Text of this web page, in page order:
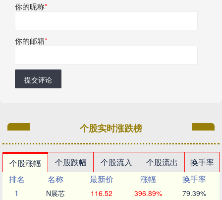
你的昵称*
你的邮箱*
提交评论
个股实时涨跌榜
个股涨幅 个股跌幅 个股流入 个股流出
换手率
排名
名称 最新价 涨幅
换手率
1
N展芯 116.52 396.89% 79.39%